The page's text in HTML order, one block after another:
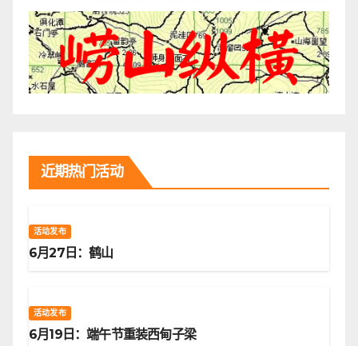
近期热门活动
活动发布
6月27日：鹤山
活动发布
6月19日：端午节重装西甸子梁